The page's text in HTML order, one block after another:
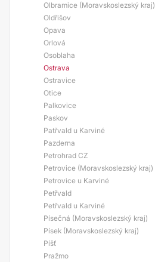
Olbramice (Moravskoslezský kraj)
Oldřišov
Opava
Orlová
Osoblaha
Ostrava
Ostravice
Otice
Palkovice
Paskov
Patřvald u Karviné
Pazderna
Petrohrad CZ
Petrovice (Moravskoslezský kraj)
Petrovice u Karviné
Petřvald
Petřvald u Karviné
Písečná (Moravskoslezský kraj)
Písek (Moravskoslezský kraj)
Píšť
Pražmo